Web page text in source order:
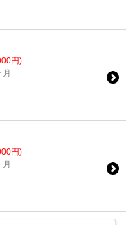
円)
月
円)
月